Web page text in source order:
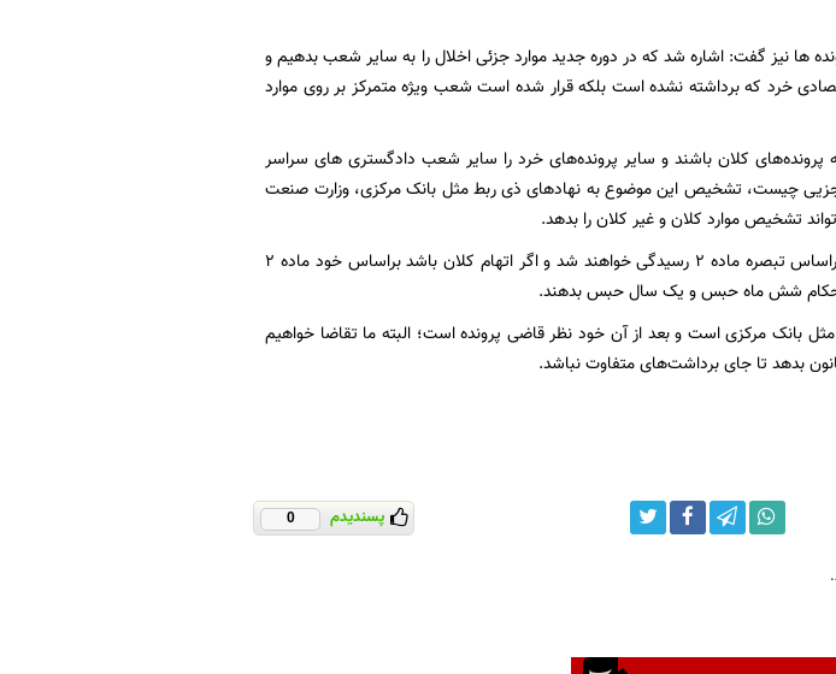
ها نیز گفت: اشاره شد که در دوره جدید موارد جزئی اخلال را به سایر شعب بدهیم و
خرد که برداشته نشده است بلکه قرار شده است شعب ویژه متمرکز بر روی موارد
کلان باشند و سایر پرونده‌های خرد را سایر شعب دادگستری های سراسر
چیست، تشخیص این موضوع به نهادهای ذی ربط مثل بانک مرکزی، وزارت صنعت
تشخیص موارد کلان و غیر کلان را بدهد.
سخنگوی قوه قضائیه گفت: اگر اتهامات جزئی باشد، براساس تبصره ماده ۲ رسیدگی خواهند شد و اگر اتهام کلان باشد براساس خود ماده ۲
احکام شش ماه حبس و یک سال حبس بدهند.
مثل بانک مرکزی است و بعد از آن خود نظر قاضی پرونده است؛ البته ما تقاضا خواهیم
بدهد تا جای برداشت‌های متفاوت نباشد.
پسندیدم 0